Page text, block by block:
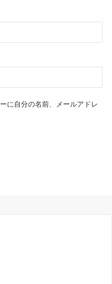
に自分の名前、メールアドレ